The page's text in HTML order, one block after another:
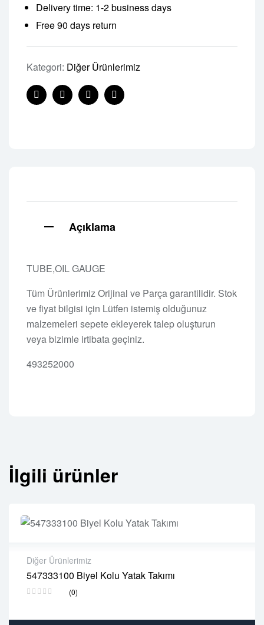
Delivery time: 1-2 business days
Free 90 days return
Kategori: Diğer Ürünlerimiz
FacebookTwitterLinkedinPinterest
Açıklama
TUBE,OIL GAUGE
Tüm Ürünlerimiz Orijinal ve Parça garantilidir. Stok
ve fiyat bilgisi için Lütfen istemiş olduğunuz
malzemeleri sepete ekleyerek talep oluşturun
veya bizimle irtibata geçiniz.
493252000
İlgili ürünler
Diğer Ürünlerimiz
547333100 Biyel Kolu Yatak Takımı
(0)
2 years warranty
Delivery time: 1-2 business days